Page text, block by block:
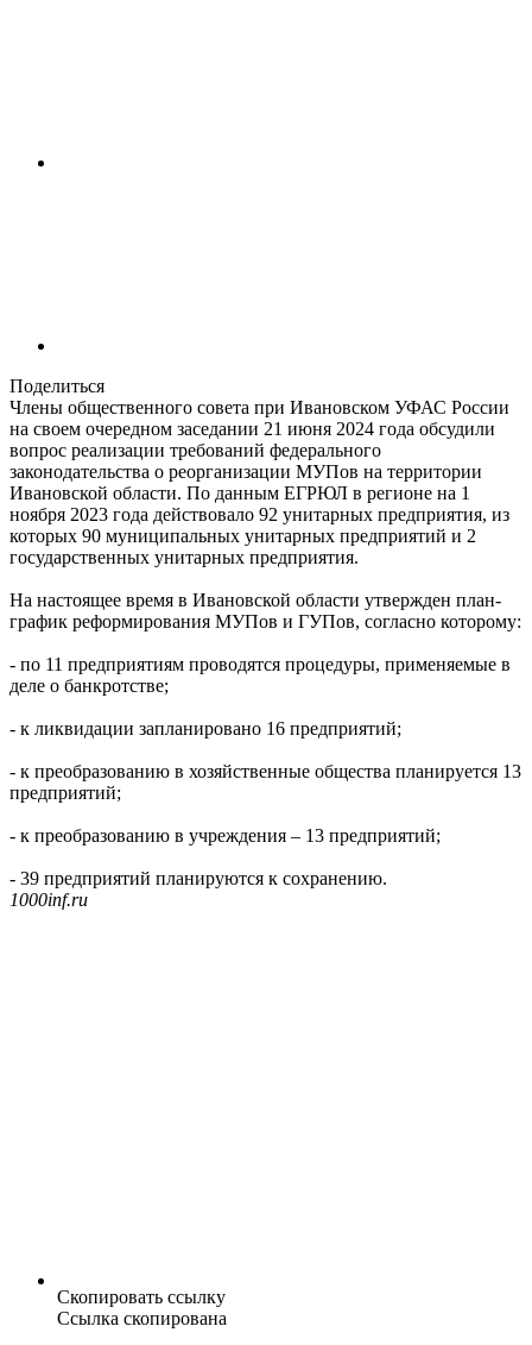
Поделиться
Члены общественного совета при Ивановском УФАС России
на своем очередном заседании 21 июня 2024 года обсудили
вопрос реализации требований федерального
законодательства о реорганизации МУПов на территории
Ивановской области. По данным ЕГРЮЛ в регионе на 1
ноября 2023 года действовало 92 унитарных предприятия, из
которых 90 муниципальных унитарных предприятий и 2
государственных унитарных предприятия.
На настоящее время в Ивановской области утвержден план-
график реформирования МУПов и ГУПов, согласно которому:
- по 11 предприятиям проводятся процедуры, применяемые в
деле о банкротстве;
- к ликвидации запланировано 16 предприятий;
- к преобразованию в хозяйственные общества планируется 13
предприятий;
- к преобразованию в учреждения – 13 предприятий;
- 39 предприятий планируются к сохранению.
1000inf.ru
Скопировать ссылку
Ссылка скопирована